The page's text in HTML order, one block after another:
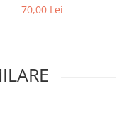
70,00 Lei